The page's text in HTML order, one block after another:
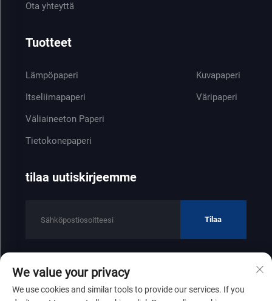
Ota yhteyttä
Tuotteet
Lämpöpaperi
Itseliimapaperi
Väliaineeton Paperi
Tietokonepaperi
Kuvapaperi
Väripaperi
tilaa uutiskirjeemme
Tilaa
Tekijänoikeus © 2025 Shandong Zhenfeng Paper Industry Co., Ltd
Tietosuojakäytäntö
We value your privacy
We use cookies and similar tools to provide our services. If you